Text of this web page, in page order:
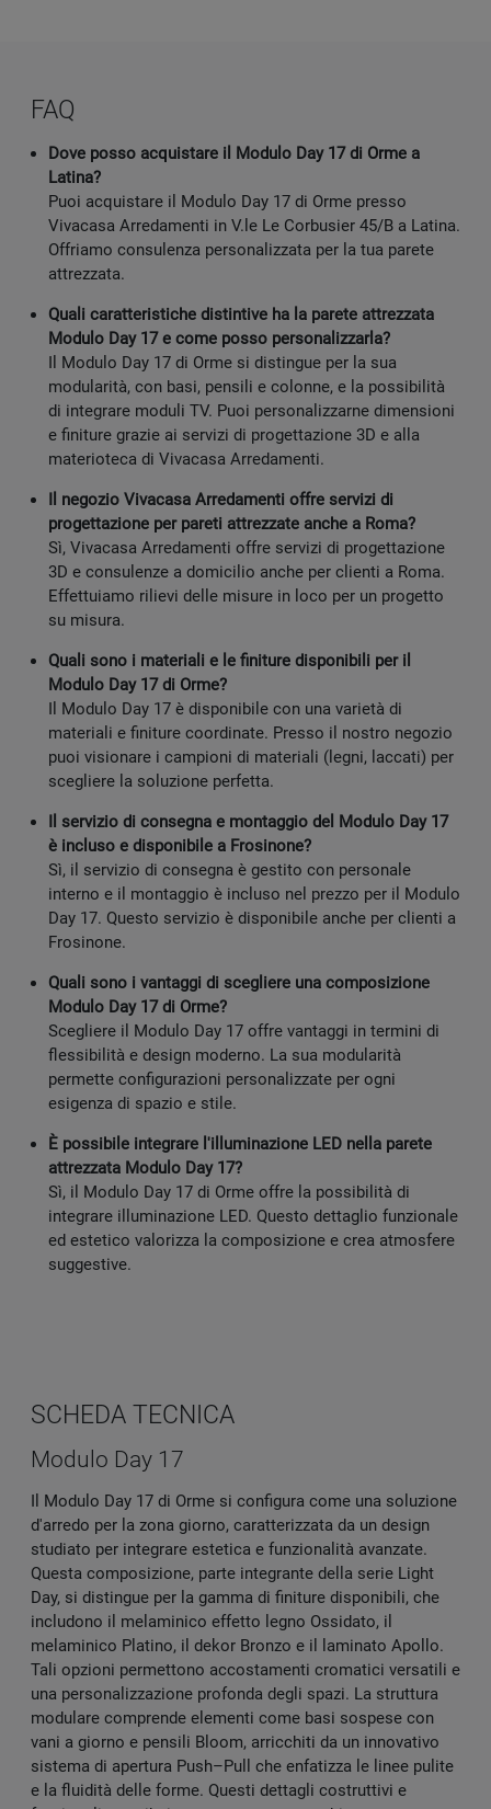
FAQ
Dove posso acquistare il Modulo Day 17 di Orme a
Latina?
Puoi acquistare il Modulo Day 17 di Orme presso
Vivacasa Arredamenti in V.le Le Corbusier 45/B a Latina.
Offriamo consulenza personalizzata per la tua parete
attrezzata.
Quali caratteristiche distintive ha la parete attrezzata
Modulo Day 17 e come posso personalizzarla?
Il Modulo Day 17 di Orme si distingue per la sua
modularità, con basi, pensili e colonne, e la possibilità
di integrare moduli TV. Puoi personalizzarne dimensioni
e finiture grazie ai servizi di progettazione 3D e alla
materioteca di Vivacasa Arredamenti.
Il negozio Vivacasa Arredamenti offre servizi di
progettazione per pareti attrezzate anche a Roma?
Sì, Vivacasa Arredamenti offre servizi di progettazione
3D e consulenze a domicilio anche per clienti a Roma.
Effettuiamo rilievi delle misure in loco per un progetto
su misura.
Quali sono i materiali e le finiture disponibili per il
Modulo Day 17 di Orme?
Il Modulo Day 17 è disponibile con una varietà di
materiali e finiture coordinate. Presso il nostro negozio
puoi visionare i campioni di materiali (legni, laccati) per
scegliere la soluzione perfetta.
Il servizio di consegna e montaggio del Modulo Day 17
è incluso e disponibile a Frosinone?
Sì, il servizio di consegna è gestito con personale
interno e il montaggio è incluso nel prezzo per il Modulo
Day 17. Questo servizio è disponibile anche per clienti a
Frosinone.
Quali sono i vantaggi di scegliere una composizione
Modulo Day 17 di Orme?
Scegliere il Modulo Day 17 offre vantaggi in termini di
flessibilità e design moderno. La sua modularità
permette configurazioni personalizzate per ogni
esigenza di spazio e stile.
È possibile integrare l'illuminazione LED nella parete
attrezzata Modulo Day 17?
Sì, il Modulo Day 17 di Orme offre la possibilità di
integrare illuminazione LED. Questo dettaglio funzionale
ed estetico valorizza la composizione e crea atmosfere
suggestive.
SCHEDA TECNICA
Modulo Day 17
Il Modulo Day 17 di Orme si configura come una soluzione
d'arredo per la zona giorno, caratterizzata da un design
studiato per integrare estetica e funzionalità avanzate.
Questa composizione, parte integrante della serie Light
Day, si distingue per la gamma di finiture disponibili, che
includono il melaminico effetto legno Ossidato, il
melaminico Platino, il dekor Bronzo e il laminato Apollo.
Tali opzioni permettono accostamenti cromatici versatili e
una personalizzazione profonda degli spazi. La struttura
modulare comprende elementi come basi sospese con
vani a giorno e pensili Bloom, arricchiti da un innovativo
sistema di apertura Push–Pull che enfatizza le linee pulite
e la fluidità delle forme. Questi dettagli costruttivi e